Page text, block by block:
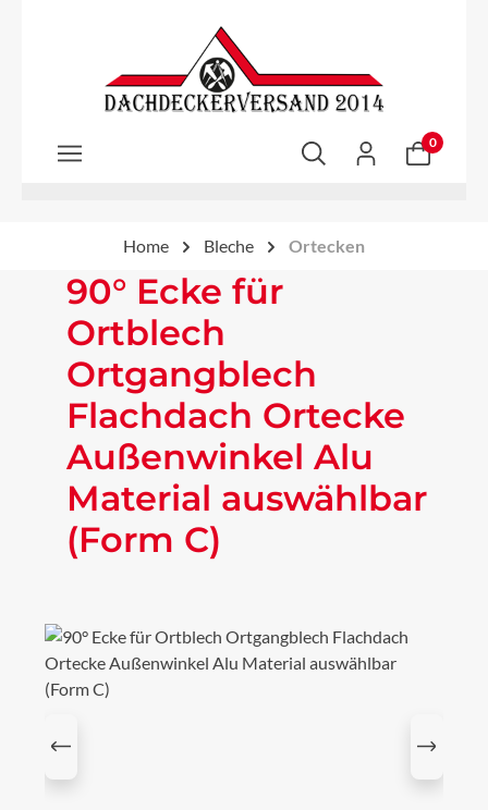
Zum Hauptinhalt springen
0
Home Bleche Ortecken
90° Ecke für
Ortblech
Ortgangblech
Flachdach Ortecke
Außenwinkel Alu
Material auswählbar
(Form C)
Bildergalerie überspringen